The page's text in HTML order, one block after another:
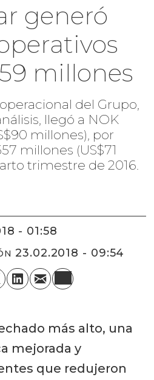
generó
millones
del Grupo,
llegó a NOK
millones), por
millones (US$71
trimestre de 2016.
- 01:58
23.02.2018 - 09:54
más alto, una
mejorada y
que redujeron